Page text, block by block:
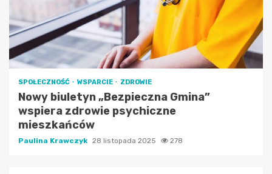
SPOŁECZNOŚĆ WSPARCIE ZDROWIE
Nowy biuletyn „Bezpieczna Gmina”
wspiera zdrowie psychiczne
mieszkańców
Paulina Krawczyk 28 listopada 2025 278